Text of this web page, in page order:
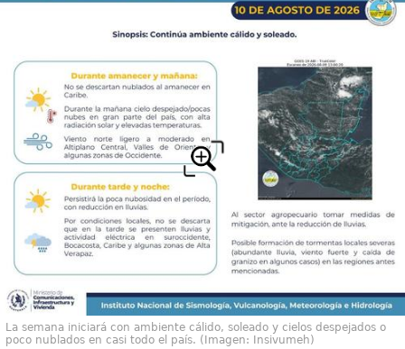
La semana iniciará con ambiente cálido, soleado y cielos despejados o
poco nublados en casi todo el país. (Imagen: Insivumeh)